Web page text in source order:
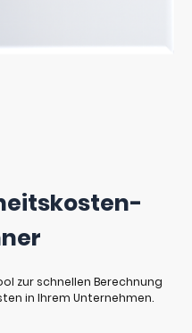
zur schnellen Berechnung
in Ihrem Unternehmen.